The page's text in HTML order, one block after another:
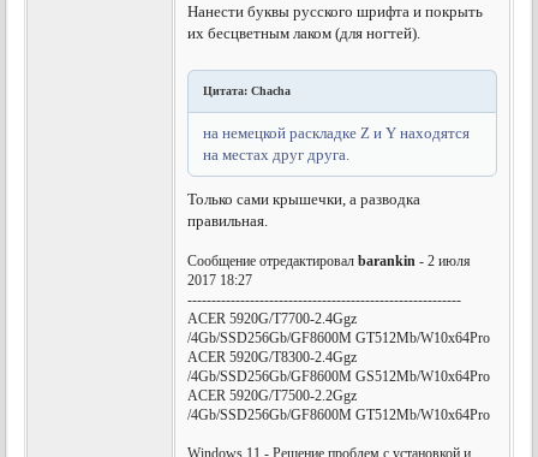
Нанести буквы русского шрифта и покрыть
их бесцветным лаком (для ногтей).
Цитата: Chacha
на немецкой раскладке Z и Y находятся
на местах друг друга.
Только сами крышечки, а разводка
правильная.
Сообщение отредактировалbarankin - 2 июля
2017 18:27
---------------------------------------------------------
ACER 5920G/T7700-2.4Ggz
/4Gb/SSD256Gb/GF8600M GT512Mb/W10x64Pro
ACER 5920G/T8300-2.4Ggz
/4Gb/SSD256Gb/GF8600M GS512Mb/W10x64Pro
ACER 5920G/T7500-2.2Ggz
/4Gb/SSD256Gb/GF8600M GT512Mb/W10x64Pro
Windows 11 - Решение проблем с установкой и